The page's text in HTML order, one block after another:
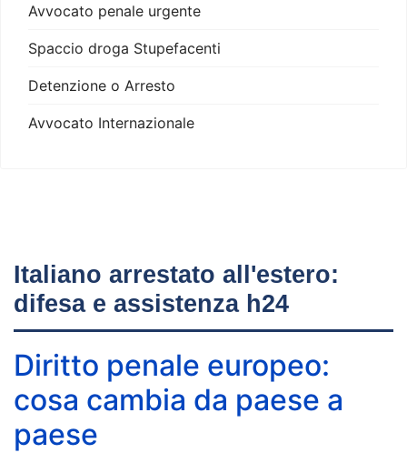
Avvocato penale urgente
Spaccio droga Stupefacenti
Detenzione o Arresto
Avvocato Internazionale
Italiano arrestato all'estero:
difesa e assistenza h24
Diritto penale europeo:
cosa cambia da paese a
paese